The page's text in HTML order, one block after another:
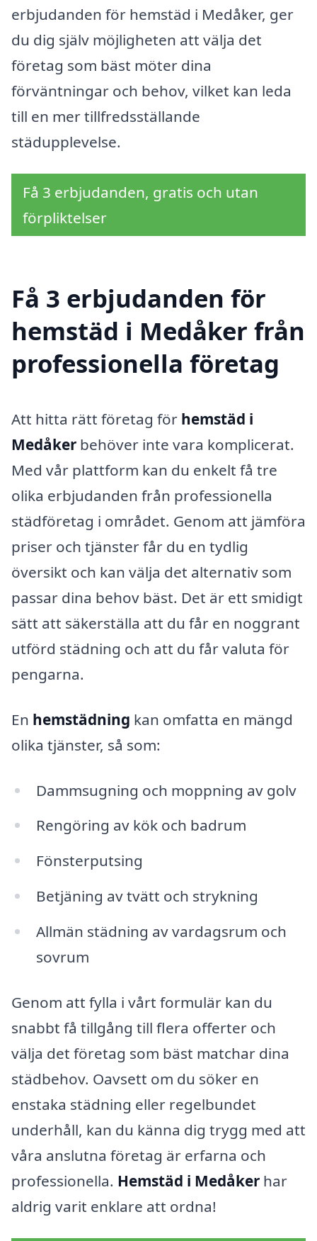
erbjudanden för hemstäd i Medåker, ger
du dig själv möjligheten att välja det
företag som bäst möter dina
förväntningar och behov, vilket kan leda
till en mer tillfredsställande
städupplevelse.
Få 3 erbjudanden, gratis och utan
förpliktelser
Få 3 erbjudanden för
hemstäd i Medåker från
professionella företag
Att hitta rätt företag för hemstäd i
Medåker behöver inte vara komplicerat.
Med vår plattform kan du enkelt få tre
olika erbjudanden från professionella
städföretag i området. Genom att jämföra
priser och tjänster får du en tydlig
översikt och kan välja det alternativ som
passar dina behov bäst. Det är ett smidigt
sätt att säkerställa att du får en noggrant
utförd städning och att du får valuta för
pengarna.
En hemstädning kan omfatta en mängd
olika tjänster, så som:
Dammsugning och moppning av golv
Rengöring av kök och badrum
Fönsterputsing
Betjäning av tvätt och strykning
Allmän städning av vardagsrum och
sovrum
Genom att fylla i vårt formulär kan du
snabbt få tillgång till flera offerter och
välja det företag som bäst matchar dina
städbehov. Oavsett om du söker en
enstaka städning eller regelbundet
underhåll, kan du känna dig trygg med att
våra anslutna företag är erfarna och
professionella. Hemstäd i Medåker har
aldrig varit enklare att ordna!